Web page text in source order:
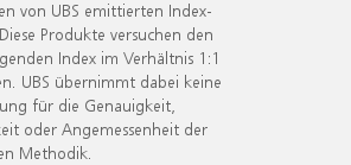
von UBS emittierten Index-
Produkte versuchen den
Index im Verhältnis 1:1
UBS übernimmt dabei keine
für die Genauigkeit,
oder Angemessenheit der
Methodik.